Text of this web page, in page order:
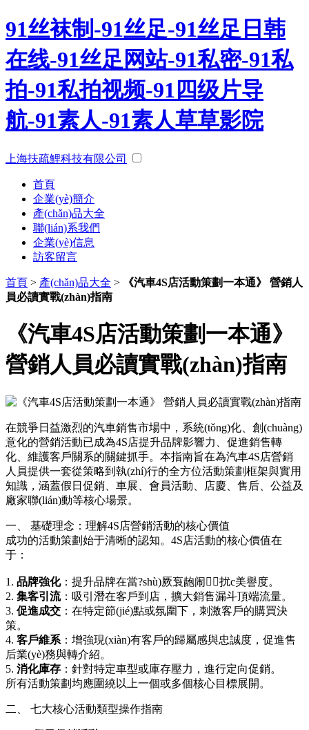
91丝袜制-91丝足-91丝足日韩
在线-91丝足网站-91私密-91私
拍-91私拍视频-91四级片导
航-91素人-91素人草草影院
上海扶疏鯉科技有限公司
首頁
企業(yè)簡介
產(chǎn)品大全
聯(lián)系我們
企業(yè)信息
訪客留言
首頁 > 產(chǎn)品大全 >
《汽車4S店活動策劃一本通》 營銷人
員必讀實戰(zhàn)指南
《汽車4S店活動策劃一本通》
營銷人員必讀實戰(zhàn)指南
在競爭日益激烈的汽車銷售市場中，系統(tǒng)化、創(chuàng)
意化的營銷活動已成為4S店提升品牌影響力、促進銷售轉
化、維護客戶關系的關鍵抓手。本指南旨在為汽車4S店營銷
人員提供一套從策略到執(zhí)行的全方位活動策劃框架與實用
知識，涵蓋假日促銷、車展、會員活動、店慶、售后、公益及
廠家聯(lián)動等核心場景。
一、 基礎理念：理解4S店營銷活動的核心價值
成功的活動策劃始于清晰的認知。4S店活動的核心價值在
于：
1. 品牌強化：提升品牌在當?shù)厥袌龅闹扰c美譽度。
2. 集客引流：吸引潛在客戶到店，擴大銷售漏斗頂端流量。
3. 促進成交 ：在特定節(jié)點或氛圍下，刺激客戶的購買決
策。
4. 客戶維系 ：增強現(xiàn)有客戶的歸屬感與忠誠度，促進售
后業(yè)務與轉介紹。
5. 消化庫存 ：針對特定車型或庫存壓力，進行定向促銷。
所有活動策劃均應圍繞以上一個或多個核心目標展開。
二、 七大核心活動類型操作指南